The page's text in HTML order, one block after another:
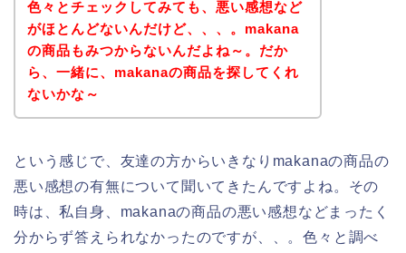
色々とチェックしてみても、悪い感想など
がほとんどないんだけど、、、。makana
の商品もみつからないんだよね～。だか
ら、一緒に、makanaの商品を探してくれ
ないかな～
という感じで、友達の方からいきなりmakanaの商品の
悪い感想の有無について聞いてきたんですよね。その
時は、私自身、makanaの商品の悪い感想などまったく
分からず答えられなかったのですが、、。色々と調べ